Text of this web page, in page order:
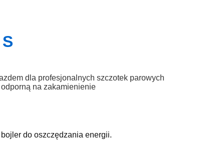
dla profesjonalnych szczotek parowych
na zakamienienie
do oszczędzania energii.